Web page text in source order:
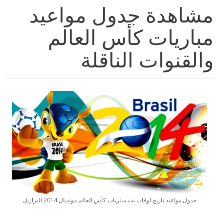
مشاهدة جدول مواعيد
مباريات كأس العالم
والقنوات الناقلة
جدول مواعيد تاريخ اوقات بث مباريات كأس العالم مونديال 2014 البرازيل